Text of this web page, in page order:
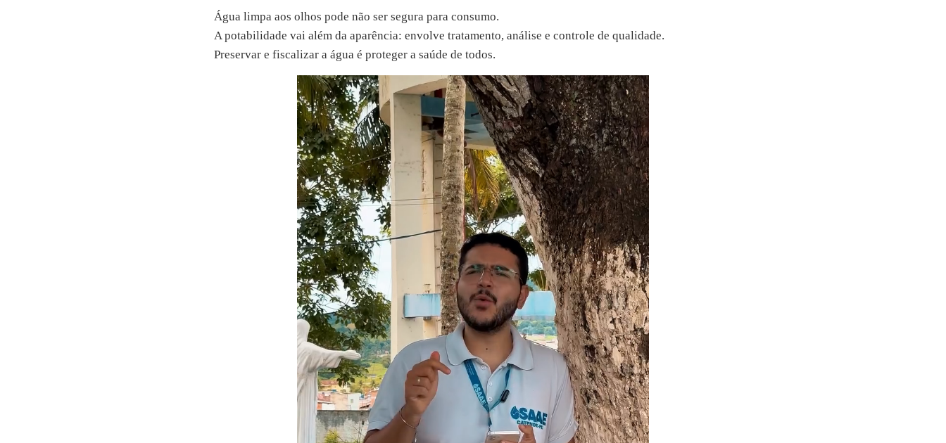
Água limpa aos olhos pode não ser segura para consumo.
A potabilidade vai além da aparência: envolve tratamento, análise e controle de qualidade.
Preservar e fiscalizar a água é proteger a saúde de todos.